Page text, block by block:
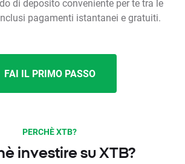
di deposito conveniente per te tra le
pagamenti istantanei e gratuiti.
FAI IL PRIMO PASSO
PERCHÈ XTB?
investire su XTB?